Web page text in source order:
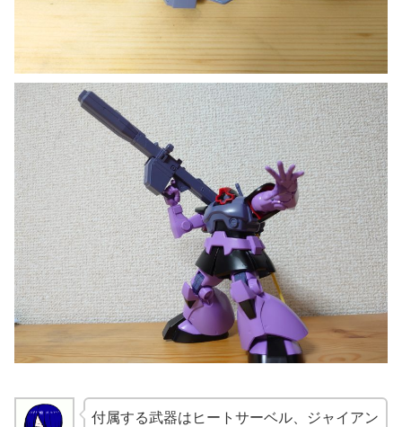
付属する武器はヒートサーベル、ジャイアン